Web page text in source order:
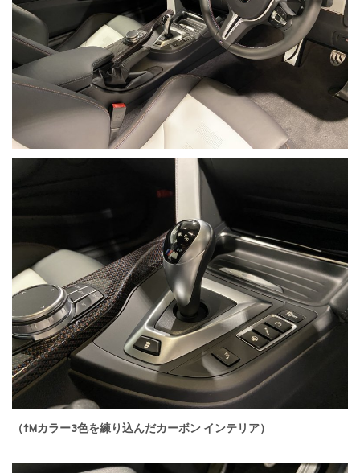
（↑Mカラー3色を練り込んだカーボン インテリア）